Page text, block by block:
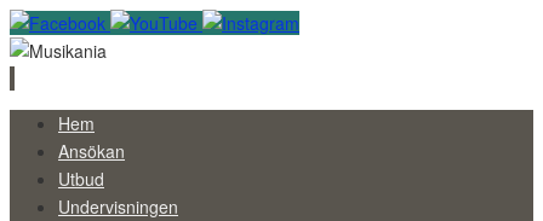
Skip
content
Hem
Ansökan
Utbud
Undervisningen